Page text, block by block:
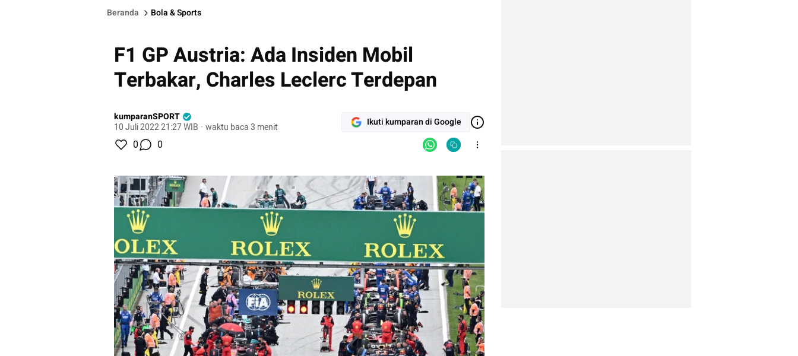
Beranda Bola & Sports
F1 GP Austria: Ada Insiden Mobil
Terbakar, Charles Leclerc Terdepan
kumparanSPORT
10 Juli 2022 21:27 WIB · waktu baca 3 menit Ikuti kumparan di Google
0 0